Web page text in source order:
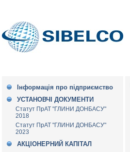
Інформація про підприємство
УСТАНОВЧІ ДОКУМЕНТИ
Статут ПрАТ "ГЛИНИ ДОНБАСУ"
2018
Статут ПрАТ "ГЛИНИ ДОНБАСУ"
2023
АКЦІОНЕРНИЙ КАПІТАЛ